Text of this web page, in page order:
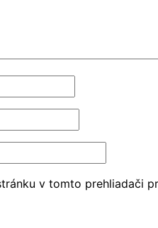
v tomto prehliadači